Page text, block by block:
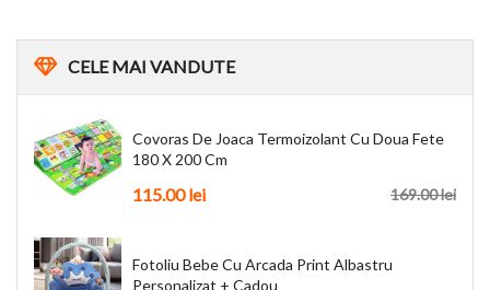
CELEMAI VANDUTE
Covoras De Joaca Termoizolant Cu Doua Fete
180 X 200 Cm
169.00lei
115.00lei
Fotoliu Bebe Cu Arcada Print Albastru
Personalizat + Cadou